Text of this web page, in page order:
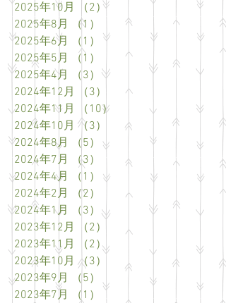
2025年10月
（2）2件の記事
2025年8月
（1）
1件の記事
2025年6月
（1）
1件の記事
2025年5月
（1）
1件の記事
2025年4月
（3） 3件の記事
2024年12月
（3）
3件の記事
2024年11月
（10）
10件の記事
2024年10月 （3）
3件の記事
2024年8月
（5）
5件の記事
2024年7月
（3）
3件の記事
2024年4月
（1）
1件の記事
2024年2月
（2）
2件の記事
2024年1月
（3） 3件の記事
2023年12月
（2）
2件の記事
2023年11月
（2）2件の記事
2023年10月 （3）
3件の記事
2023年9月
（5）
5件の記事
2023年7月
（1）